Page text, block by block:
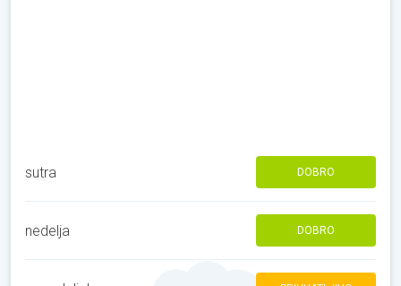
sutra DOBRO
nedelja DOBRO